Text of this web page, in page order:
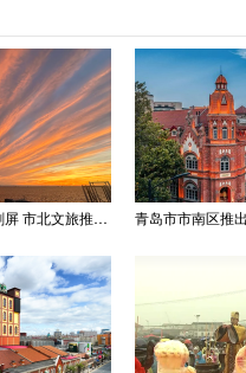
“世纪晚霞”带青岛出圈刷屏 市北文旅推出精品线路